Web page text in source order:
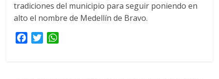
tradiciones del municipio para seguir poniendo en
alto el nombre de Medellín de Bravo.
T